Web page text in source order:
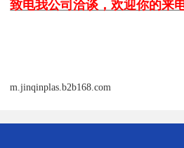
致电我公司洽谈，欢迎你的来
m.jinqinplas.b2b168.com